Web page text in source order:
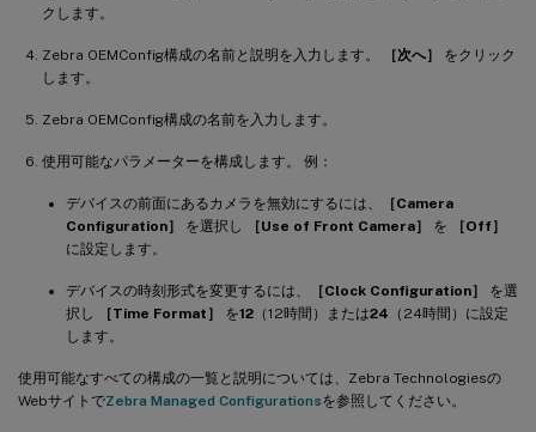
クします。
Zebra OEMConfig構成の名前と説明を入力します。 ［次へ］
をクリック
します。
Zebra OEMConfig構成の名前を入力します。
使用可能なパラメーターを構成します。 例：
デバイスの前面にあるカメラを無効にするには、
［Camera
Configuration］
を選択し ［Use of Front Camera］ を
［Off］
に設定します。
デバイスの時刻形式を変更するには、 ［Clock Configuration］
を選
択し
［Time Format］ を12 （12時間）または24 （24時間）に設定
します。
使用可能なすべての構成の一覧と説明については、Zebra Technologiesの
WebサイトでZebra Managed Configurationsを参照してください。